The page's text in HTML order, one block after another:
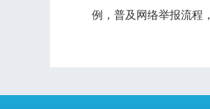
例，普及网络举报流程